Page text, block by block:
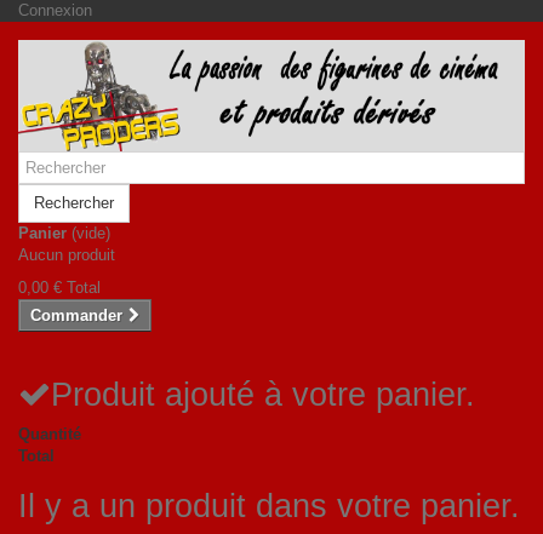
Connexion
Rechercher
Panier (vide)
Aucun produit
0,00 € Total
Commander
Produit ajouté à votre panier.
Quantité
Total
Il y a un produit dans votre panier.